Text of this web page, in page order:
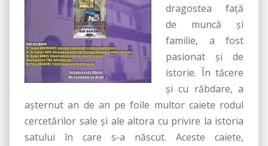
dragostea faţă
de muncă şi
familie, a fost
pasionat şi de
istorie. În tăcere
şi cu răbdare, a
aşternut an de an pe foile multor caiete rodul
cercetărilor sale şi ale altora cu privire la istoria
satului în care s-a născut. Aceste caiete,